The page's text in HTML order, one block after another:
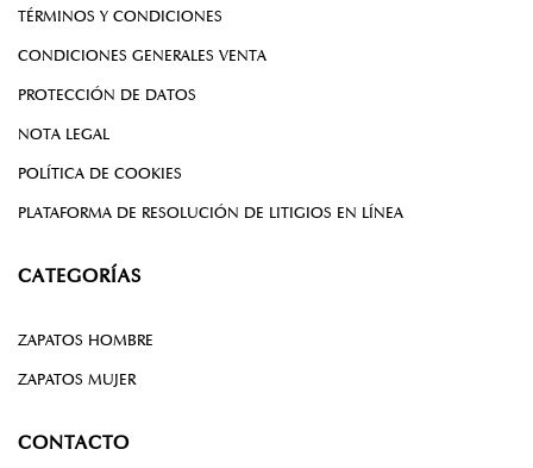
TÉRMINOS Y CONDICIONES
CONDICIONES GENERALES VENTA
PROTECCIÓN DE DATOS
NOTA LEGAL
POLÍTICA DE COOKIES
PLATAFORMA DE RESOLUCIÓN DE LITIGIOS EN LÍNEA
CATEGORÍAS
ZAPATOS HOMBRE
ZAPATOS MUJER
CONTACTO